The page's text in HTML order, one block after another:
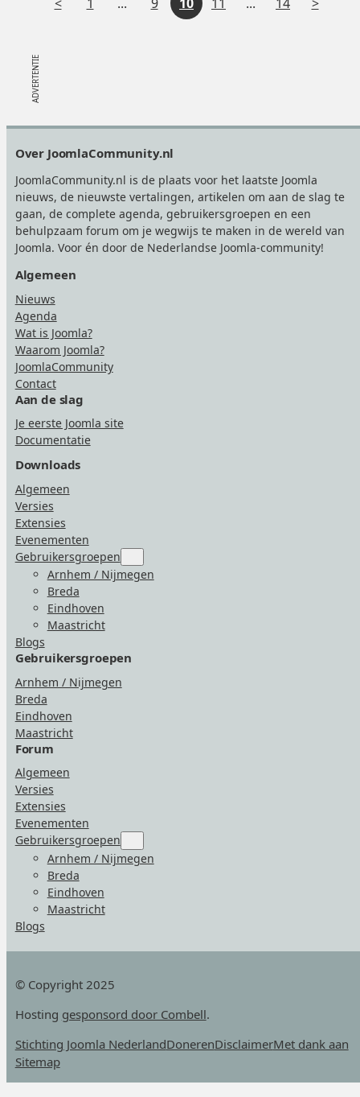
g
e
e
d
e
Over JoomlaCommunity.nl
JoomlaCommunity.nl is de plaats voor het laatste Joomla
nieuws, de nieuwste vertalingen, artikelen om aan de slag te
gaan, de complete agenda, gebruikersgroepen en een
behulpzaam forum om je wegwijs te maken in de wereld van
Joomla. Voor én door de Nederlandse Joomla-community!
Algemeen
Nieuws
Agenda
Wat is Joomla?
Waarom Joomla?
JoomlaCommunity
Contact
Aan de slag
Je eerste Joomla site
Documentatie
Downloads
Algemeen
Versies
Extensies
Evenementen
Gebruikersgroepen
for
“Gebruikersgroepen”
Arnhem / Nijmegen
Breda
Eindhoven
Maastricht
Blogs
Gebruikersgroepen
Arnhem / Nijmegen
Breda
Eindhoven
Maastricht
Forum
Algemeen
Versies
Extensies
Evenementen
Gebruikersgroepen
for
“Gebruikersgroepen”
Arnhem / Nijmegen
Breda
Eindhoven
Maastricht
Blogs
© Copyright 2025
Hosting gesponsord door Combell.
Stichting Joomla NederlandDonerenDisclaimerMet dank aan
Sitemap